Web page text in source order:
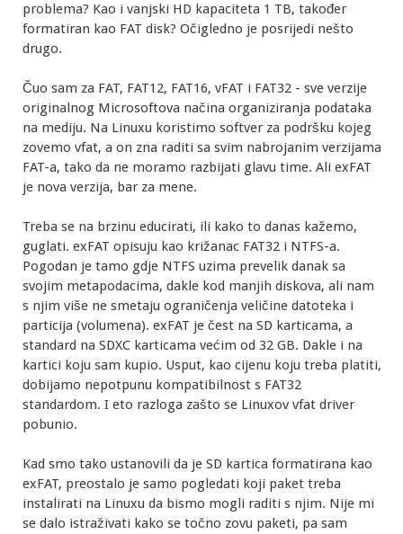
problema? Kao i vanjski HD kapaciteta 1 TB, također
formatiran kao FAT disk? Očigledno je posrijedi nešto
drugo.
Čuo sam za FAT, FAT12, FAT16, vFAT i FAT32 - sve verzije
originalnog Microsoftova načina organiziranja podataka
na mediju. Na Linuxu koristimo softver za podršku kojeg
zovemo vfat, a on zna raditi sa svim nabrojanim verzijama
FAT-a, tako da ne moramo razbijati glavu time. Ali exFAT
je nova verzija, bar za mene.
Treba se na brzinu educirati, ili kako to danas kažemo,
guglati. exFAT opisuju kao križanac FAT32 i NTFS-a.
Pogodan je tamo gdje NTFS uzima prevelik danak sa
svojim metapodacima, dakle kod manjih diskova, ali nam
s njim više ne smetaju ograničenja veličine datoteka i
particija (volumena). exFAT je čest na SD karticama, a
standard na SDXC karticama većim od 32 GB. Dakle i na
kartici koju sam kupio. Usput, kao cijenu koju treba platiti,
dobijamo nepotpunu kompatibilnost s FAT32
standardom. I eto razloga zašto se Linuxov vfat driver
pobunio.
Kad smo tako ustanovili da je SD kartica formatirana kao
exFAT, preostalo je samo pogledati koji paket treba
instalirati na Linuxu da bismo mogli raditi s njim. Nije mi
se dalo istraživati kako se točno zovu paketi, pa sam